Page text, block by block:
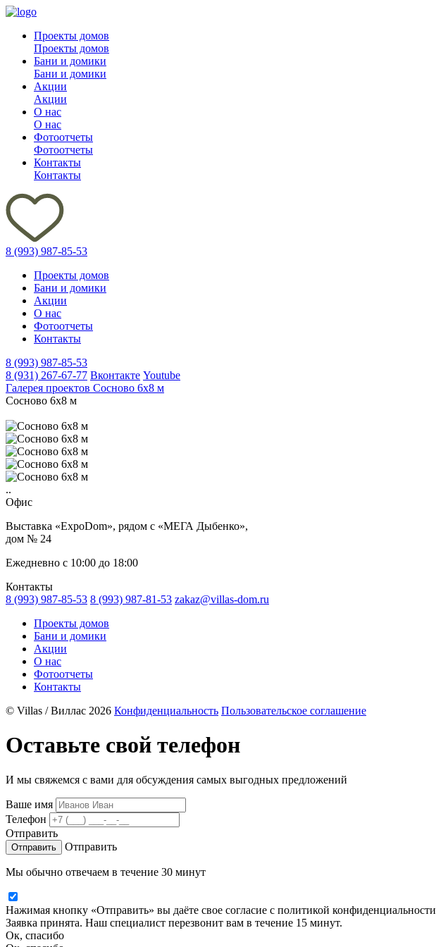
Проекты домов
Проекты домов
Бани и домики
Бани и домики
Акции
Акции
О нас
О нас
Фотоотчеты
Фотоотчеты
Контакты
Контакты
8 (993) 987-85-53
Проекты домов
Бани и домики
Акции
О нас
Фотоотчеты
Контакты
8 (993) 987-85-53
8 (931) 267-67-77 Вконтакте Youtube
Галерея проектов Сосново 6х8 м
Сосново 6х8 м
..
Офис
Выставка «ExpoDom», рядом с «МЕГА Дыбенко»,
дом № 24
Ежедневно с 10:00 до 18:00
Контакты
8 (993) 987-85-53 8 (993) 987-81-53 zakaz@villas-dom.ru
Проекты домов
Бани и домики
Акции
О нас
Фотоотчеты
Контакты
© Villas / Виллас 2026 Конфиденциальность Пользовательское соглашение
Оставьте свой телефон
И мы свяжемся с вами для обсуждения самых выгодных предложений
Ваше имя
Телефон
Отправить
Отправить
Мы обычно отвечаем в течение 30 минут
Нажимая кнопку «Отправить» вы даёте свое согласие с политикой конфиденциальности
Заявка принята. Наш специалист перезвонит вам в течение 15 минут.
Ок, спасибо